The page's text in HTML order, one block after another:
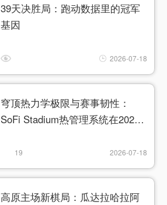
39天决胜局：跑动数据里的冠军
基因
2026-07-18
穹顶热力学极限与赛事韧性：
SoFi Stadium热管理系统在2026
路径
19 2026-07-18
高原主场新棋局：瓜达拉哈拉阿